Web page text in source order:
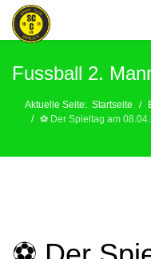
Fussball 2.
Aktuelle Seite: Startseite
⚽️ Der Spieltag am